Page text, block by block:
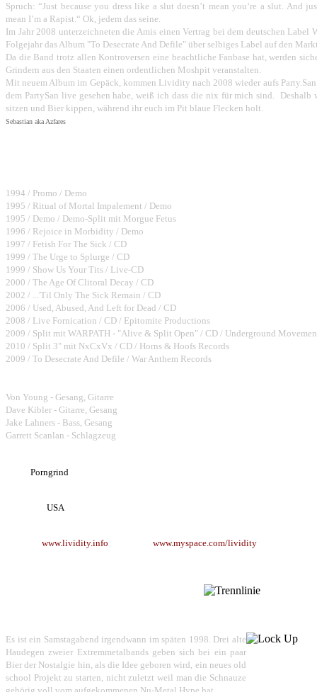
Spruch: “Just because you dress like a slut doesn’t mean you‘re a slut. And
mean I’m a Rapist.“ Ok, jedem das seine.
Im Jahr 2008 unterzeichneten die Amis einen Vertrag bei dem deutschen Label
Folgejahr das Album "To Desecrate And Defile" über selbiges Label auf den
Da die Band trotz allen Kontroversen eine beachtliche Fanbase hat, werden
Grindern aus den Staaten einen ordentlichen Moshpit veranstalten.
Mit neuem Album im Gepäck, kommen Lividity nach 2008 wieder aufs
dem PartySan live gesehen habe, weiß ich dass die nix für mich sind.
sitzen und Bier kippen, während ihr euch im Pit blaue Flecken holt.
Sebastian aka Azfares
1994 / Promo / Demo
1995 / Ritual of Mortal Impalement / Demo
1995 / Demo / Demo-Split mit Morgue Fetus
1996 / Rejoice in Morbidity / Demo
1997 / Fetish For The Sick / CD
1999 / The Urge to Splurge / CD
1999 / Show Us Your Tits / Live-CD
2000 / The Age Of Clitoral Decay / CD
2002 / ...'Til Only The Sick Remain / CD
2006 / Used, Abused, And Left for Dead / CD
2008 / Live Fornication / CD / Epitomite Productions
2009 / Split mit WARPATH - "Alive & Split Open" / CD / Underground
2010 / Split 3" mit NxCxVx / CD / Horns & Hoofs Records
2009 / To Desecrate And Defile / War Anthem Records
Von Young - Gesang, Gitarre
Dave Kibler - Gitarre, Gesang
Jake Lahners - Bass, Gesang
Garrett Scanlan - Schlagzeug
Porngrind
USA
www.lividity.info www.myspace.com/lividity
Es ist ein Samstagabend irgendwann im späten 1998. Drei alte
Haudegen zweier Extremmetalbands geben sich bei ein paar
Bier der Nostalgie hin, als die Idee geboren wird, ein neues old
school Projekt zu starten, nicht zuletzt weil man die Schnauze